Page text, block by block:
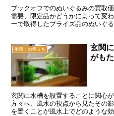
ブックオフでのぬいぐるみの買取
需要、限定品かどうかによって変
ーで取得したプライズ品のぬいぐ
生活・お役立ち
玄関
がも
玄関に水槽を設置することに関心
方々へ、風水の視点から見たその
を置くことが風水上でどのような